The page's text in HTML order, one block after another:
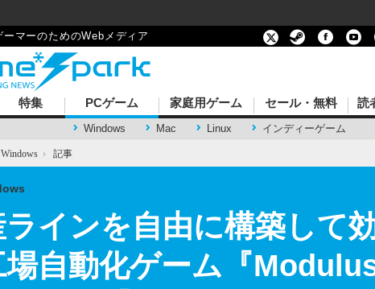
ーマーのためのWebメディア
特集 PCゲーム
Windows Mac Linux インディーゲーム
家庭用ゲーム セール・無料 読
Windows › 記事
インを自由に構築して
場自動化ゲーム『